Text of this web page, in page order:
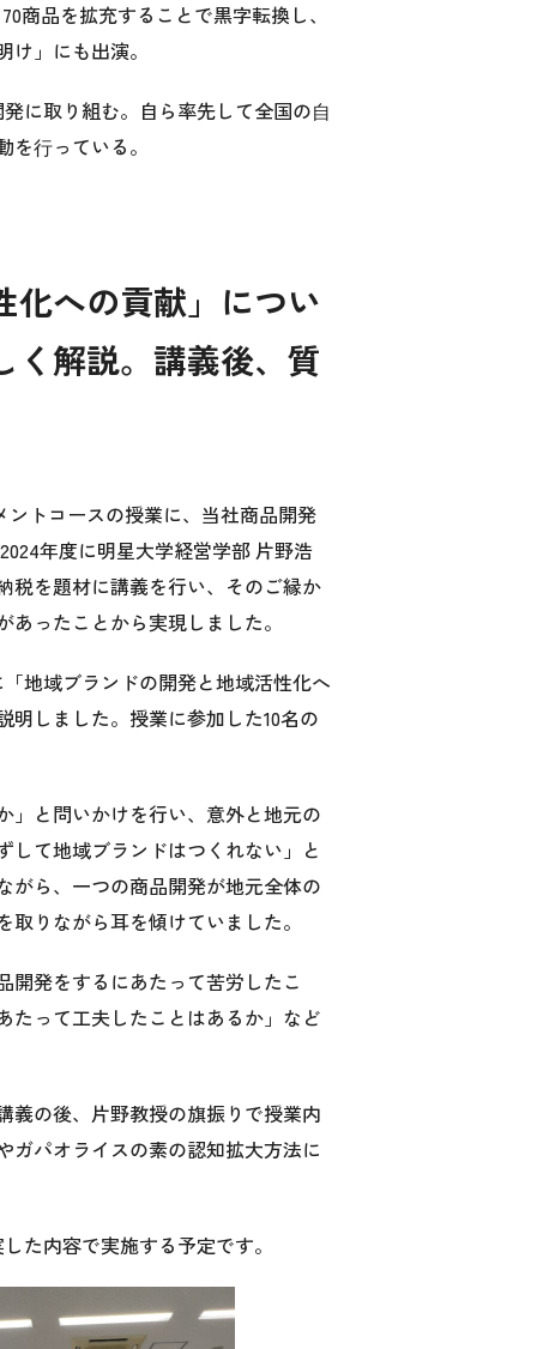
商品を拡充することで黒字転換し、
」にも出演。
に取り組む。自ら率先して全国の⾃
⾏っている。
化への貢献」につい
く解説。講義後、質
ントコースの授業に、当社商品開発
年度に明星大学経営学部 片野浩
税を題材に講義を行い、そのご縁か
ったことから実現しました。
地域ブランドの開発と地域活性化へ
しました。授業に参加した10名の
」と問いかけを行い、意外と地元の
して地域ブランドはつくれない」と
がら、一つの商品開発が地元全体の
りながら耳を傾けていました。
開発をするにあたって苦労したこ
たって工夫したことはあるか」など
義の後、片野教授の旗振りで授業内
ガパオライスの素の認知拡大方法に
た内容で実施する予定です。